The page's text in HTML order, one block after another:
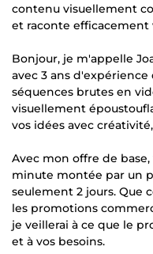
contenu visuellement
et raconte efficacement
Bonjour, je m'appelle
avec 3 ans
séquences brutes en
visuellement
vos idées avec
Avec mon offre de
minute montée par un
seulement 2 jours. Que
les promotions
je veillerai à ce que le
et à vos besoins.